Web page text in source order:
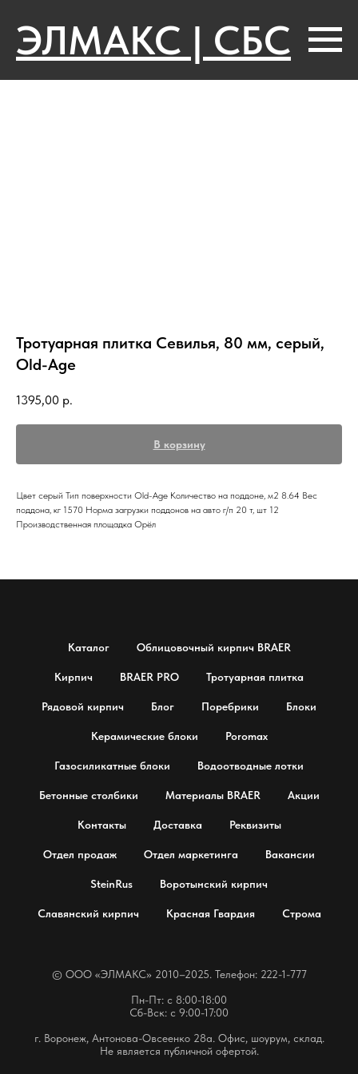
ЭЛМАКС | СБС
Тротуарная плитка Севилья, 80 мм, серый,
Old-Age
1395,00 р.
В корзину
Цвет серый Тип поверхности Old-Age Количество на поддоне, м2 8.64 Вес
поддона, кг 1570 Норма загрузки поддонов на авто г/п 20 т, шт 12
Производственная площадка Орёл
Каталог Облицовочный кирпич BRAER
Кирпич BRAER PRO Тротуарная плитка
Рядовой кирпич Блог Поребрики Блоки
Керамические блоки Poromax
Газосиликатные блоки Водоотводные лотки
Бетонные столбики Материалы BRAER Акции
Контакты Доставка Реквизиты
Отдел продаж Отдел маркетинга Вакансии
SteinRus Воротынский кирпич
Славянский кирпич Красная Гвардия Строма
© OOO «ЭЛМАКС» 2010–2025. Телефон: 222-1-777
Пн-Пт: с 8:00-18:00
Сб-Вск: с 9:00-17:00
г. Воронеж, Антонова-Овсеенко 28а. Офис, шоурум, склад.
Не является публичной офертой.